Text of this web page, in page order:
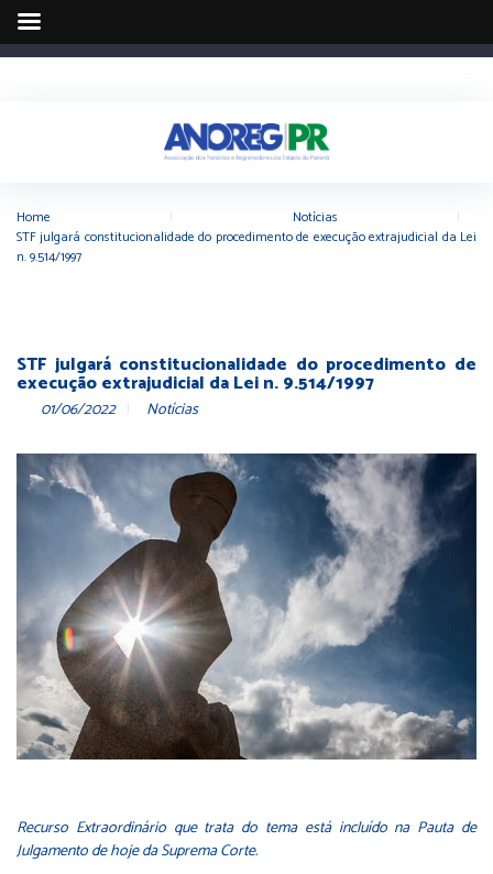
Home Notícias
STF julgará constitucionalidade do procedimento de execução extrajudicial da Lei
n. 9.514/1997
STF julgará constitucionalidade do procedimento de
execução extrajudicial da Lei n. 9.514/1997
01/06/2022 Notícias
Recurso Extraordinário que trata do tema está incluído na Pauta de
Julgamento de hoje da Suprema Corte.